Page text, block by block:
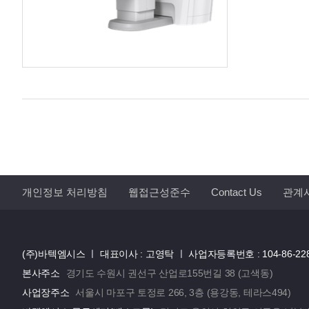
개인정보 처리방침 웹접근성준수 Contact Us 관계
(주)바텍엠시스 ㅣ 대표이사 : 고영탁 ㅣ사업자등록번호 : 104-86-
본사주소
경기도 수원시 권선구 산업로155번길 38 (고색동)
사업장주소
서울시 마포구 토정로 266, 3층 (용강동, 테라스494)